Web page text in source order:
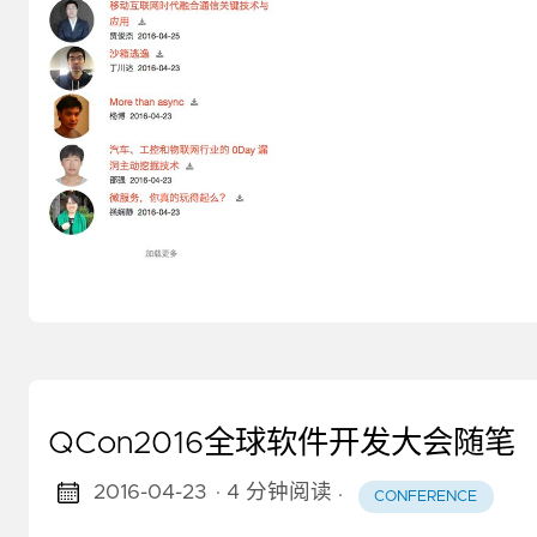
QCon2016全球软件开发大会随笔
2016-04-23 · 4 分钟阅读 · CONFERENCE